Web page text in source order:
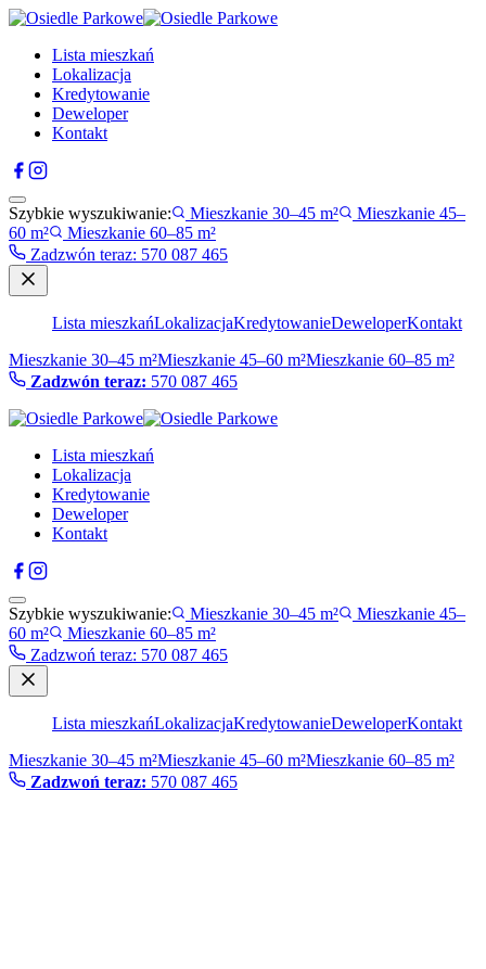
Lista mieszkań
Lokalizacja
Kredytowanie
Deweloper
Kontakt
Szybkie wyszukiwanie: Mieszkanie 30–45 m²
Mieszkanie 45–
60 m²
Mieszkanie 60–85 m²
Zadzwón teraz: 570 087 465
Lista mieszkańLokalizacjaKredytowanieDeweloperKontakt
Mieszkanie 30–45 m²Mieszkanie 45–60 m²Mieszkanie 60–85 m²
Zadzwón teraz: 570 087 465
Lista mieszkań
Lokalizacja
Kredytowanie
Deweloper
Kontakt
Szybkie wyszukiwanie: Mieszkanie 30–45 m²
Mieszkanie 45–
60 m²
Mieszkanie 60–85 m²
Zadzwoń teraz: 570 087 465
Lista mieszkańLokalizacjaKredytowanieDeweloperKontakt
Mieszkanie 30–45 m²Mieszkanie 45–60 m²Mieszkanie 60–85 m²
Zadzwoń teraz: 570 087 465